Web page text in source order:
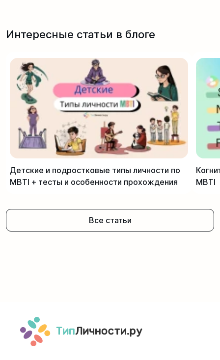
Интересные статьи в блоге
Детские и подростковые типы личности по
MBTI + тесты и особенности прохождения
MBTI
Все статьи